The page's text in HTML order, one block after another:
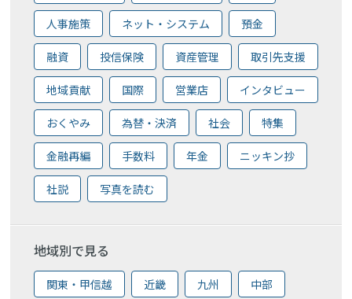
人事施策 ネット・システム 預金
融資 投信保険 資産管理 取引先支援
地域貢献 国際 営業店 インタビュー
おくやみ 為替・決済 社会 特集
金融再編 手数料 年金 ニッキン抄
社説 写真を読む
地域別で見る
関東・甲信越 近畿 九州 中部